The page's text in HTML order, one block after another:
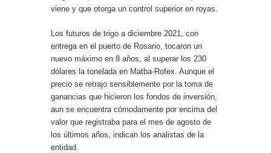
viene y que otorga un control superior en royas.
Los futuros de trigo a diciembre 2021, con
entrega en el puerto de Rosario, tocaron un
nuevo máximo en 8 años, al superar los 230
dólares la tonelada en Matba-Rofex. Aunque el
precio se retrajo sensiblemente por la toma de
ganancias que hicieron los fondos de inversión,
aun se encuentra cómodamente por encima del
valor que registraba para el mes de agosto de
los últimos años, indican los analistas de la
entidad.